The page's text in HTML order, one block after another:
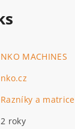
NKO MACHINES
nko.cz
Razníky a matrice
2 roky